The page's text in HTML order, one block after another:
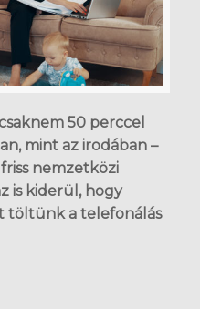
50 perccel
mint az irodában –
nemzetközi
is kiderül, hogy
töltünk a telefonálás